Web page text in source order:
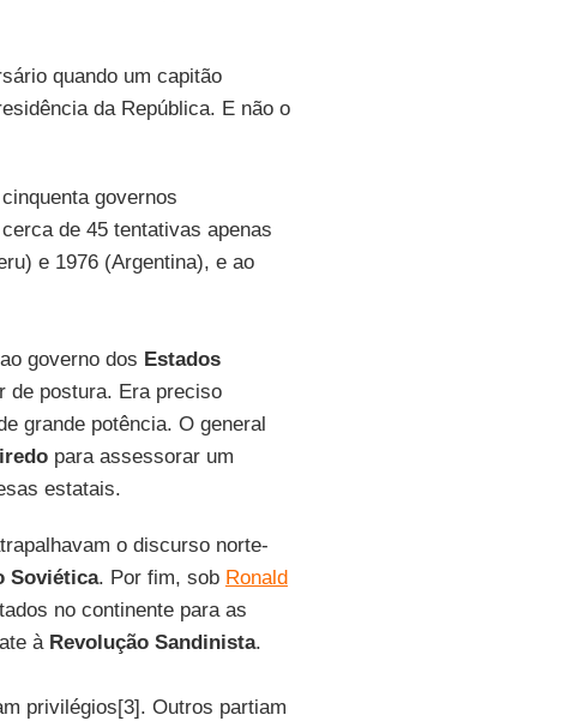
quando um capitão
da República. E não o
governos
de 45 tentativas apenas
e 1976 (Argentina), e ao
governo dos Estados
de postura. Era preciso
grande potência. O general
para assessorar um
estatais.
o discurso norte-
Soviética. Por fim, sob Ronald
no continente para as
à Revolução Sandinista.
privilégios[3]. Outros partiam